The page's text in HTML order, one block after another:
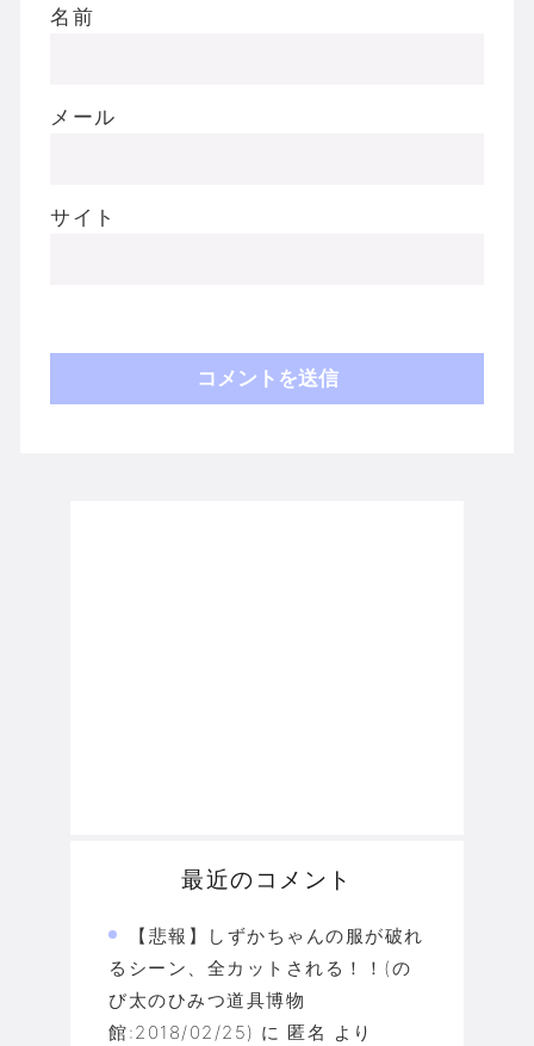
名前
メール
サイト
最近のコメント
【悲報】しずかちゃんの服が破れ
るシーン、全カットされる！！(の
び太のひみつ道具博物
館:2018/02/25) に 匿名 より